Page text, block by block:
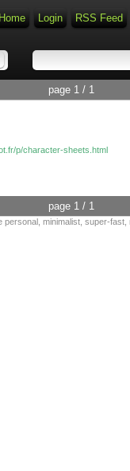
Home Login RSS Feed
page 1 / 1
p/character-sheets.html
page 1 / 1
personal, minimalist, super-